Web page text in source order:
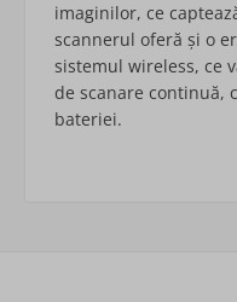
imaginilor, ce
scannerul oferă și o
sistemul wireless, ce
de scanare continuă,
bateriei.